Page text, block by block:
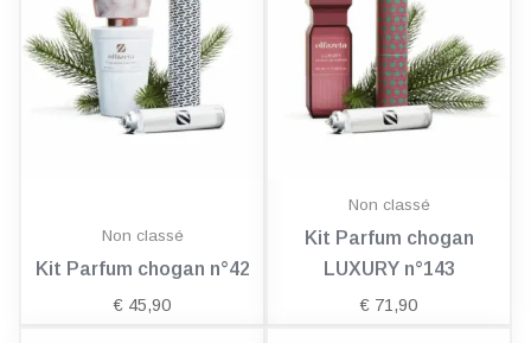
Non classé
Kit Parfum chogan n°42
€ 45,90
Non classé
Kit Parfum chogan
LUXURY n°143
€ 71,90